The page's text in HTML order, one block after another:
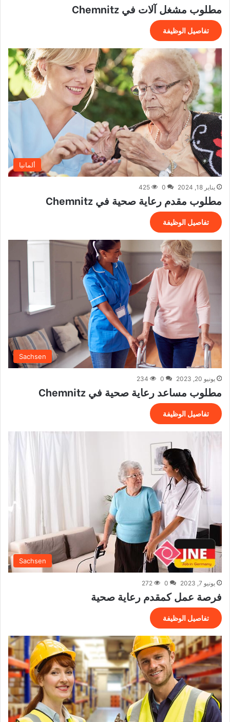
مطلوب مشغل آلات في Chemnitz
تفاصيل الوظيفة
ألمانيا
يناير 18, 2024 0
425
مطلوب مقدم رعاية صحية في Chemnitz
تفاصيل الوظيفة
Sachsen
يونيو 20, 2023 0
234
مطلوب مساعد رعاية صحية في Chemnitz
تفاصيل الوظيفة
Sachsen
يونيو 7, 2023 0
272
فرصة عمل كمقدم رعاية صحية
تفاصيل الوظيفة